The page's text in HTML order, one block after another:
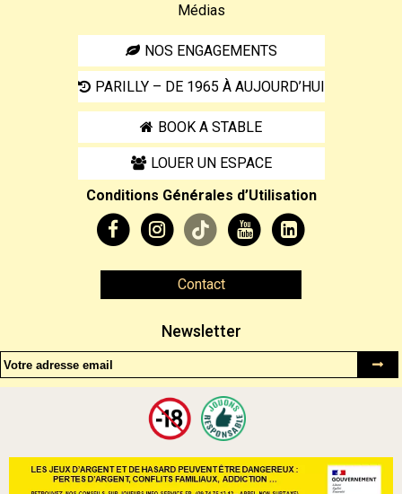
Médias
NOS ENGAGEMENTS
PARILLY – DE 1965 À AUJOURD’HUI
BOOK A STABLE
LOUER UN ESPACE
Conditions Générales d’Utilisation
Contact
Newsletter